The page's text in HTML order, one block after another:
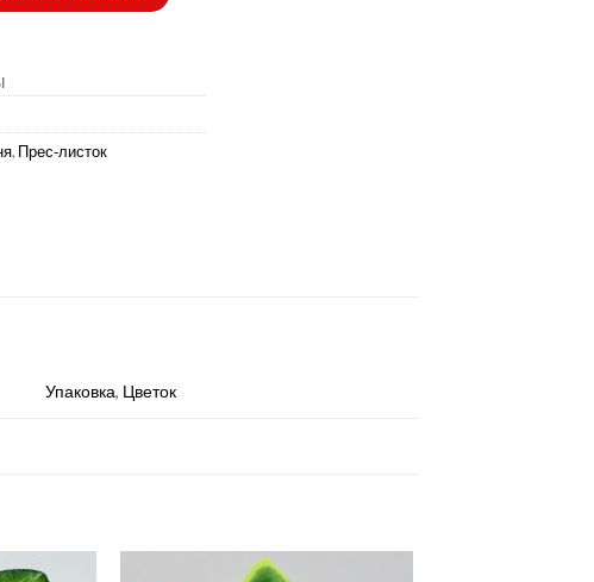
, Прес‑листок
Упаковка, Цветок